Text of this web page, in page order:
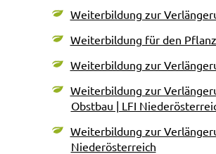
Weiterbildung zur
Weiterbildung für den
Weiterbildung zur
Weiterbildung zur
Obstbau | LFI
Weiterbildung zur
Niederösterreich